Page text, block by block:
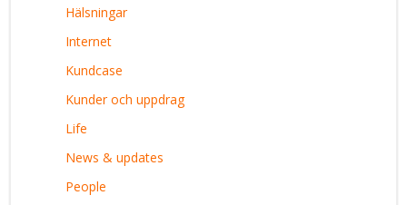
Hälsningar
Internet
Kundcase
Kunder och uppdrag
Life
News & updates
People